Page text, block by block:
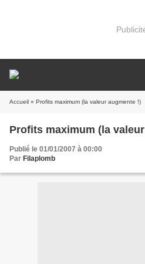
Accueil » Profits maximum (la valeur augmente !)
Profits maximum (la
Publié le 01/01/2007 à 00:00
Par Filaplomb